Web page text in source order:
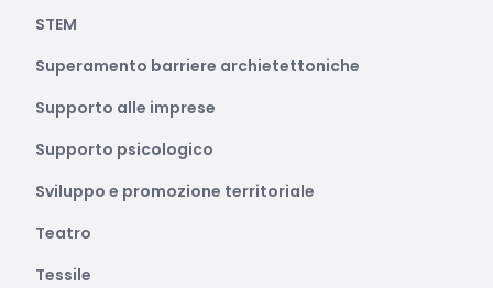
STEM
Superamento barriere archietettoniche
Supporto alle imprese
Supporto psicologico
Sviluppo e promozione territoriale
Teatro
Tessile